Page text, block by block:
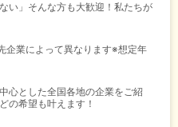
い」そんな方も大歓迎！私たちが
企業によって異なります※想定年
心とした全国各地の企業をご紹
の希望も叶えます！